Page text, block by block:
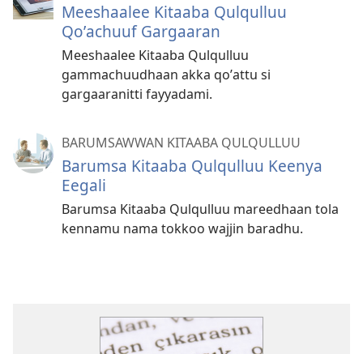
Meeshaalee Kitaaba Qulqulluu
Qoʼachuuf Gargaaran
Meeshaalee Kitaaba Qulqulluu
gammachuudhaan akka qoʼattu si
gargaaranitti fayyadami.
BARUMSAWWAN KITAABA QULQULLUU
Barumsa Kitaaba Qulqulluu Keenya
Eegali
Barumsa Kitaaba Qulqulluu mareedhaan tola
kennamu nama tokkoo wajjin baradhu.